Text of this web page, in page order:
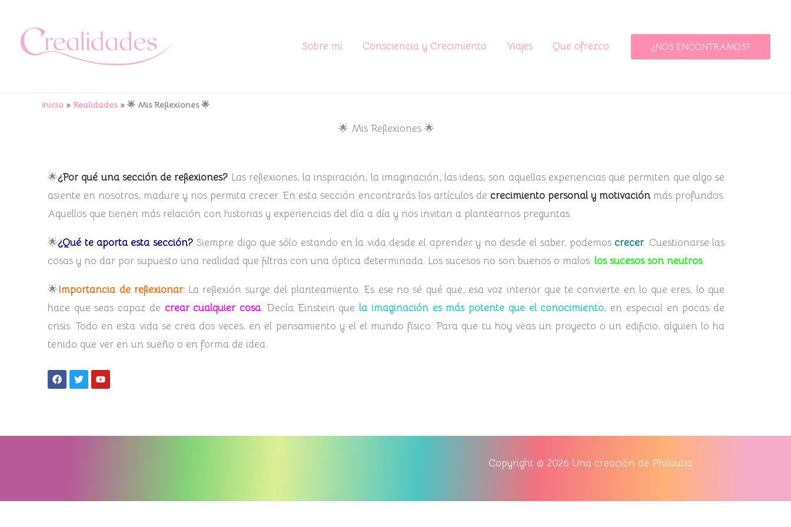
contenido
Sobre mí Consciencia y Crecimiento Viajes Que ofrezco ¿NOS ENCONTRAMOS?
Inicio Realidades 🌟 Mis Reflexiones 🌟
🌟 Mis Reflexiones 🌟
🌟¿Por qué una sección de reflexiones? Las reflexiones, la inspiración, la imaginación, las ideas, son aquellas experiencias que permiten que algo se
asiente en nosotros, madure y nos permita crecer. En esta sección encontrarás los artículos de crecimiento personal y motivación más profundos.
Aquellos que tienen más relación con historias y experiencias del día a día y nos invitan a plantearnos preguntas.
🌟¿Qué te aporta esta sección? Siempre digo que sólo estando en la vida desde el aprender y no desde el saber, podemos crecer. Cuestionarse las
cosas y no dar por supuesto una realidad que filtras con una óptica determinada. Los sucesos no son buenos o malos: los sucesos son neutros.
🌟Importancia de reflexionar:La reflexión surge del planteamiento. Es ese no sé qué que, esa voz interior que te convierte en lo que eres, lo que
hace que seas capaz de crear cualquier cosa. Decía Einstein que la imaginación es más potente que el conocimiento, en especial en pocas de
crisis. Todo en esta vida se crea dos veces, en el pensamiento y el el mundo físico. Para que tu hoy veas un proyecto o un edificio, alguien lo ha
tenido que ver en un sueño o en forma de idea.
F
a
T
w
Y
o
Copyright © 2026 Una creación de Philautia